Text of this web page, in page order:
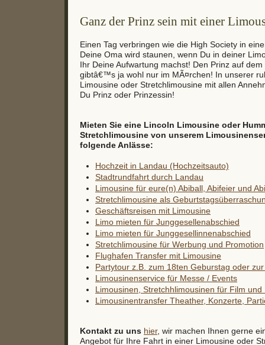
Ganz der Prinz sein mit einer
Einen Tag verbringen wie die High Society in
Deine Oma wird staunen, wenn Du in deiner
Ihr Deine Aufwartung machst! Den Prinz auf
gibtâ€™s ja wohl nur im MÃ¤rchen! In unserer
Limousine oder Stretchlimousine mit allen
Du Prinz oder Prinzessin!
Mieten Sie eine Lincoln Limousine oder
Stretchlimousine von unserem
folgende Anlässe:
Hochzeit in Landau (Hochzeitsauto)
Stadtrundfahrt durch Landau
Limousine für eure(n) Abiball, Abifeier und
Stretchlimousine als
Geschäftsreisen mit Limousine
Limo mieten für Junggesellenabschied
Limo mieten für Junggesellinnenabschied
Stretchlimousine für Werbung und Promotion
Flughafen Transfer mit Limousine
Partytour z.B. zum 18ten Geburstag oder
Limousinenservice für Messe / Events
Limousinen, Stretchhlimousinen für Film und
Limousinentransfer Theather, Konzerte,
Kontakt zu uns hier, wir machen Ihnen gerne
Angebot für Ihre Fahrt in einer Limousine oder